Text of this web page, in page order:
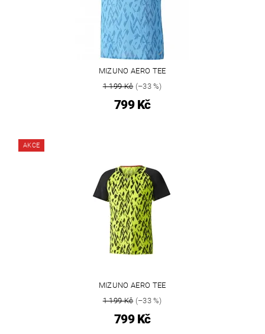
MIZUNO AERO TEE
1 199 Kč(–33 %)
799 Kč
AKCE
MIZUNO AERO TEE
1 199 Kč(–33 %)
799 Kč